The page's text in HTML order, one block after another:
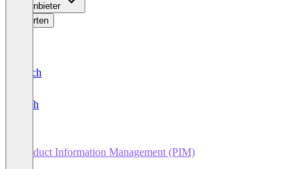
Für Anbieter
Bewerten
Deutsch
English
Product Information Management (PIM)